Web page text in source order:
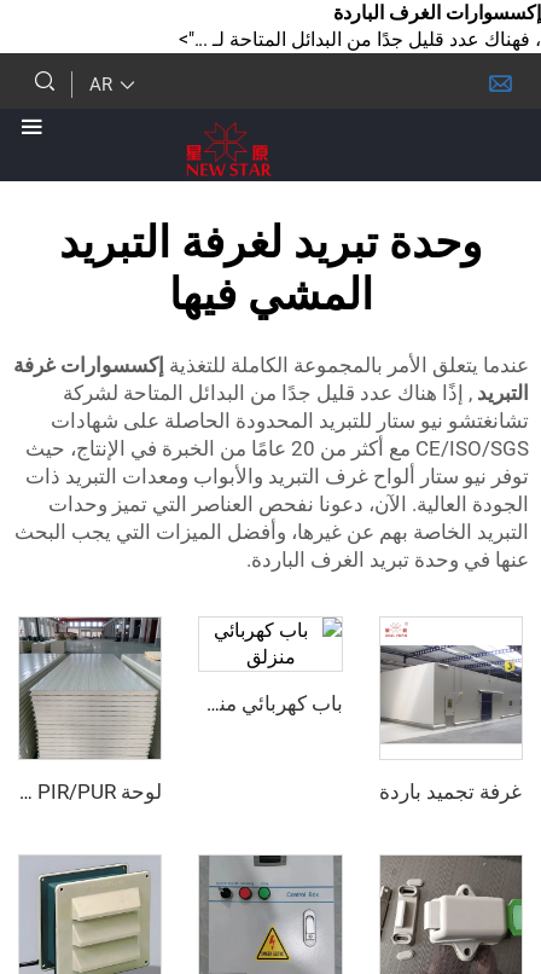
الباردة
جدًا من البدائل المتاحة لـ ...">
تبريد لغرفة التبريد
المشي فيها
الأمر بالمجموعة الكاملة للتغذيةإكسسوارات غرفة
هناك عدد قليل جدًا من البدائل المتاحة لشركة
ستار للتبريد المحدودة الحاصلة على شهادات
CE/ISO/SGS مع أكثر من 20 عامًا من الخبرة في الإنتاج، حيث
ألواح غرف التبريد والأبواب ومعدات التبريد ذات
الآن، دعونا نفحص العناصر التي تميز وحدات
بهم عن غيرها، وأفضل الميزات التي يجب البحث
تبريد الغرف الباردة.
باردة
باب كهربائي منزلق
لوحة PIR/PUR المركبة